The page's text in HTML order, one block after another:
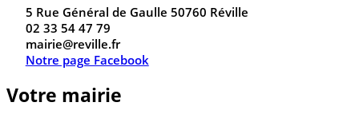
5 Rue Général de Gaulle 50760 Réville
02 33 54 47 79
mairie@reville.fr
Notre page Facebook
Votre mairie